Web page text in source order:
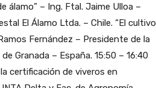
álamo” – Ing. Ftal. Jaime Ulloa –
El Álamo Ltda. – Chile. “El cultivo
Fernández – Presidente de la
Granada – España. 15:50 – 16:40
certificación de viveros en